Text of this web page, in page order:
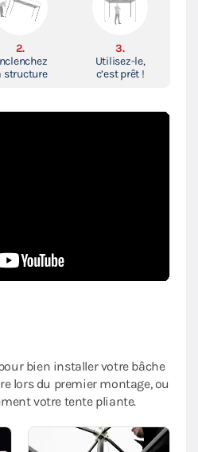
2.
structure
3.
Utilisez-le,
c’est prêt !
bien installer votre bâche
lors du premier montage, ou
votre tente pliante.